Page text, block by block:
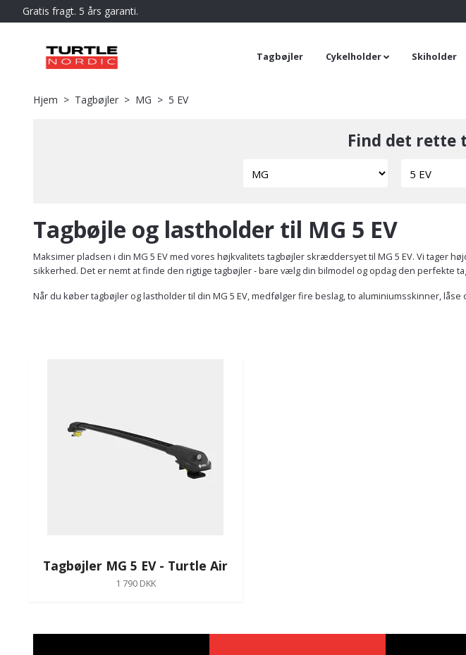
Gratis fragt. 5 års garanti.
Tagbøjler Cykelholder Skiholder
Hjem Tagbøjler MG 5 EV
Find det rette
Tagbøjle og lastholder til MG 5 EV
Maksimer pladsen i din MG 5 EV med vores højkvalitets tagbøjler skræddersyet til MG 5 EV. Vi
sikkerhed. Det er nemt at finde den rigtige tagbøjler - bare vælg din bilmodel og opdag den perfekte
Når du køber tagbøjler og lastholder til din MG 5 EV, medfølger fire beslag, to aluminiumsskinner,
Tagbøjler MG 5 EV - Turtle Air
1 790 DKK